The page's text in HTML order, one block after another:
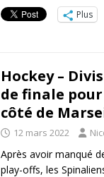
Plus
Hockey –
de finale
côté de
12 mars 2022
Après avoir manqué
play-offs, les